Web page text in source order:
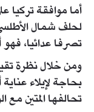
أما موافقة
لحلف شمال
تصرفا عدائيا،
ومن خلال نظرة
بحاجة لإيلاء
تحالفها المتين مع